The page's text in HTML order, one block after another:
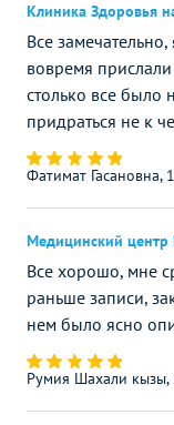
Клиника Здоровья
Все
вовремя
столько все было
придраться не к
Фатимат Гасановна,
Медицинский
Все хорошо, мне
раньше записи,
нем было ясно
Румия Шахали кызы,